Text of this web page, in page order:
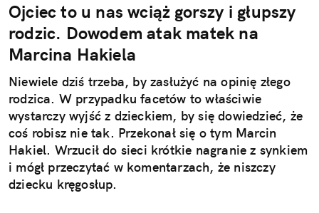
Ojciec to u nas wciąż gorszy i głupszy
rodzic. Dowodem atak matek na
Marcina Hakiela
Niewiele dziś trzeba, by zasłużyć na opinię złego
rodzica. W przypadku facetów to właściwie
wystarczy wyjść z dzieckiem, by się dowiedzieć, że
coś robisz nie tak. Przekonał się o tym Marcin
Hakiel. Wrzucił do sieci krótkie nagranie z synkiem
i mógł przeczytać w komentarzach, że niszczy
dziecku kręgosłup.